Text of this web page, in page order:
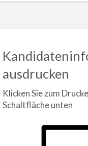
ausdrucken
Klicken Sie zum
Schaltfläche unten